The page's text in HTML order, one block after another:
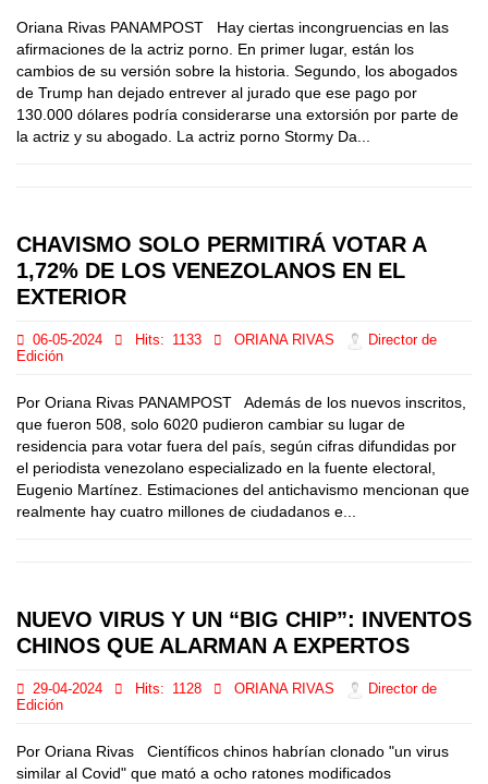
Oriana Rivas PANAMPOST Hay ciertas incongruencias en las
afirmaciones de la actriz porno. En primer lugar, están los
cambios de su versión sobre la historia. Segundo, los abogados
de Trump han dejado entrever al jurado que ese pago por
130.000 dólares podría considerarse una extorsión por parte de
la actriz y su abogado. La actriz porno Stormy Da...
CHAVISMO SOLO PERMITIRÁ VOTAR A
1,72% DE LOS VENEZOLANOS EN EL
EXTERIOR
06-05-2024 Hits: 1133 ORIANA RIVAS
Director de
Edición
Por Oriana Rivas PANAMPOST Además de los nuevos inscritos,
que fueron 508, solo 6020 pudieron cambiar su lugar de
residencia para votar fuera del país, según cifras difundidas por
el periodista venezolano especializado en la fuente electoral,
Eugenio Martínez. Estimaciones del antichavismo mencionan que
realmente hay cuatro millones de ciudadanos e...
NUEVO VIRUS Y UN “BIG CHIP”: INVENTOS
CHINOS QUE ALARMAN A EXPERTOS
29-04-2024 Hits: 1128 ORIANA RIVAS
Director de
Edición
Por Oriana Rivas Científicos chinos habrían clonado "un virus
similar al Covid" que mató a ocho ratones modificados